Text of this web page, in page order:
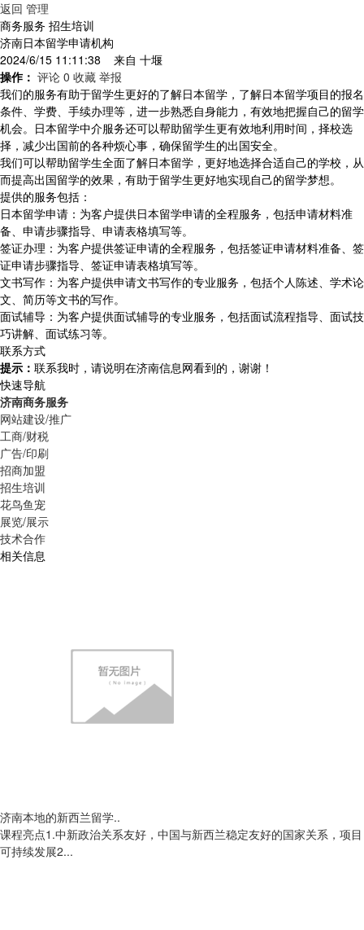
返回 管理
商务服务 招生培训
济南日本留学申请机构
2024/6/15 11:11:38 来自 十堰
操作： 评论 0 收藏 举报
我们的服务有助于留学生更好的了解日本留学，了解日本留学项目的报名
条件、学费、手续办理等，进一步熟悉自身能力，有效地把握自己的留学
机会。日本留学中介服务还可以帮助留学生更有效地利用时间，择校选
择，减少出国前的各种烦心事，确保留学生的出国安全。
我们可以帮助留学生全面了解日本留学，更好地选择合适自己的学校，从
而提高出国留学的效果，有助于留学生更好地实现自己的留学梦想。
提供的服务包括：
日本留学申请：为客户提供日本留学申请的全程服务，包括申请材料准
备、申请步骤指导、申请表格填写等。
签证办理：为客户提供签证申请的全程服务，包括签证申请材料准备、签
证申请步骤指导、签证申请表格填写等。
文书写作：为客户提供申请文书写作的专业服务，包括个人陈述、学术论
文、简历等文书的写作。
面试辅导：为客户提供面试辅导的专业服务，包括面试流程指导、面试技
巧讲解、面试练习等。
联系方式
提示： 联系我时，请说明在济南信息网看到的，谢谢！
快速导航
济南商务服务
网站建设/推广
工商/财税
广告/印刷
招商加盟
招生培训
花鸟鱼宠
展览/展示
技术合作
相关信息
济南本地的新西兰留学..
课程亮点1.中新政治关系友好，中国与新西兰稳定友好的国家关系，项目
可持续发展2...